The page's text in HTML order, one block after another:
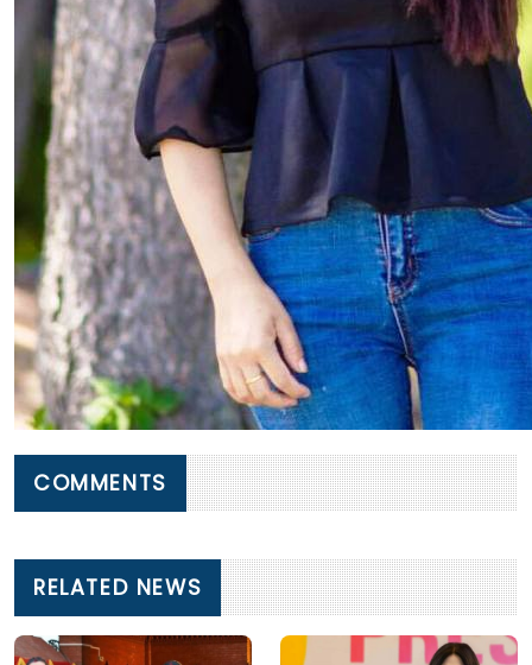
COMMENTS
RELATED NEWS